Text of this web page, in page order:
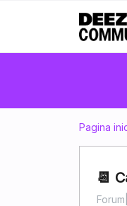
Pagina
📆